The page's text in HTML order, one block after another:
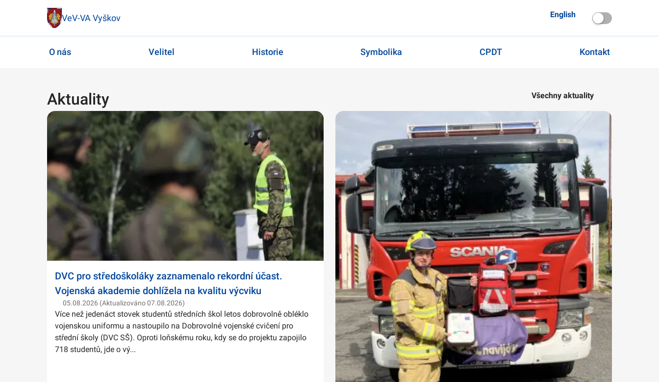
VeV-VA Vyškov English
O nás Velitel Historie Symbolika CPDT Kontakt
Aktuality Všechny aktuality
DVC pro středoškoláky zaznamenalo rekordní účast.
Vojenská akademie dohlížela na kvalitu výcviku
05.08.2026 (Aktualizováno 07.08.2026)
Více než jedenáct stovek studentů středních škol letos dobrovolně obléklo
vojenskou uniformu a nastoupilo na Dobrovolné vojenské cvičení pro
střední školy (DVC SŠ). Oproti loňskému roku, kdy se do projektu zapojilo
718 studentů, jde o vý...